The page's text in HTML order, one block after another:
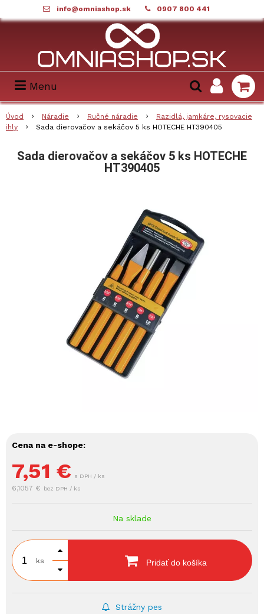
info@omniashop.sk 0907 800 441
Menu
Úvod Náradie Ručné náradie
Razidlá, jamkáre, rysovacie
ihly
Sada dierovačov a sekáčov 5 ks HOTECHE HT390405
Sada dierovačov a sekáčov 5 ks HOTECHE
HT390405
Cena na e-shope:
7,51 € s DPH / ks
6,1057 € bez DPH / ks
Na sklade
ks Pridať do košíka
Strážny pes